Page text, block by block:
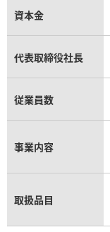
資本金
代表取締役社長
従業員数
事業内容
取扱品目